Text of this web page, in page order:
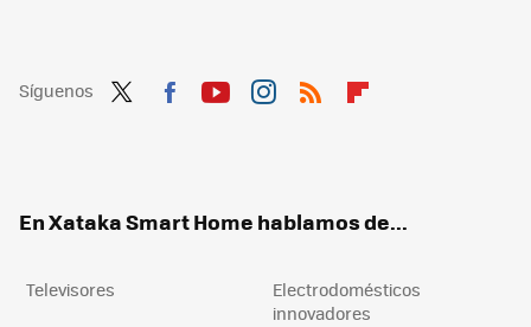
Síguenos
En Xataka Smart Home hablamos de...
Televisores
Electrodomésticos
innovadores